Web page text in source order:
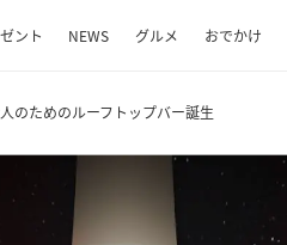
ント NEWS グルメ おでかけ
のためのルーフトップバー誕生